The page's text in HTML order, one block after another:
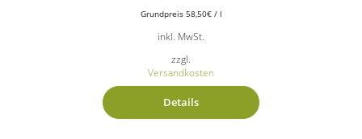
Grundpreis 58,50€/ l
inkl. MwSt.
zzgl.
Versandkosten
Details